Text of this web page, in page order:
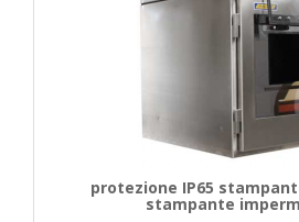
protezione IP65
stampante